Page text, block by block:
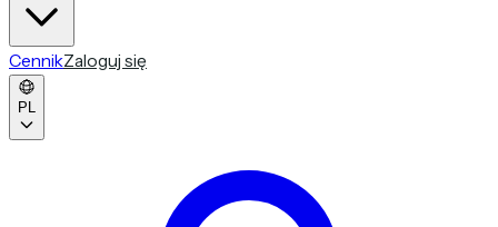
CennikZaloguj się
PL